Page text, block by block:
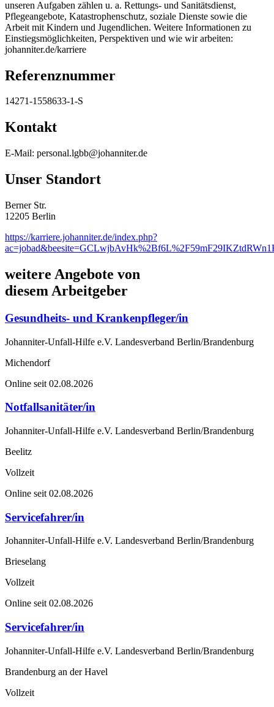
unseren Aufgaben zählen u. a. Rettungs- und Sanitätsdienst,
Pflegeangebote, Katastrophenschutz, soziale Dienste sowie die
Arbeit mit Kindern und Jugendlichen. Weitere Informationen zu
Einstiegsmöglichkeiten, Perspektiven und wie wir arbeiten:
johanniter.de/karriere
Referenznummer
14271-1558633-1-S
Kontakt
E-Mail: personal.lgbb@johanniter.de
Unser Standort
Berner Str.
12205 Berlin
https://karriere.johanniter.de/index.php?
weitere Angebote von
diesem Arbeitgeber
Gesundheits- und Krankenpfleger/in
Johanniter-Unfall-Hilfe e.V. Landesverband Berlin/Brandenburg
Michendorf
Online seit 02.08.2026
Notfallsanitäter/in
Johanniter-Unfall-Hilfe e.V. Landesverband Berlin/Brandenburg
Beelitz
Vollzeit
Online seit 02.08.2026
Servicefahrer/in
Johanniter-Unfall-Hilfe e.V. Landesverband Berlin/Brandenburg
Brieselang
Vollzeit
Online seit 02.08.2026
Servicefahrer/in
Johanniter-Unfall-Hilfe e.V. Landesverband Berlin/Brandenburg
Brandenburg an der Havel
Vollzeit